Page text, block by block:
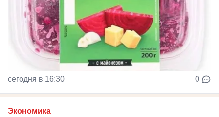
сегодня в 16:30 0
Экономика